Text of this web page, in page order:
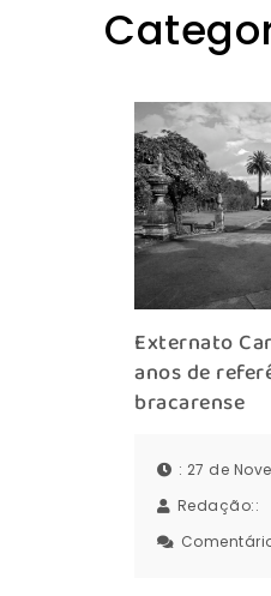
Externato
anos de
bracarense
: 27 de
Redação::